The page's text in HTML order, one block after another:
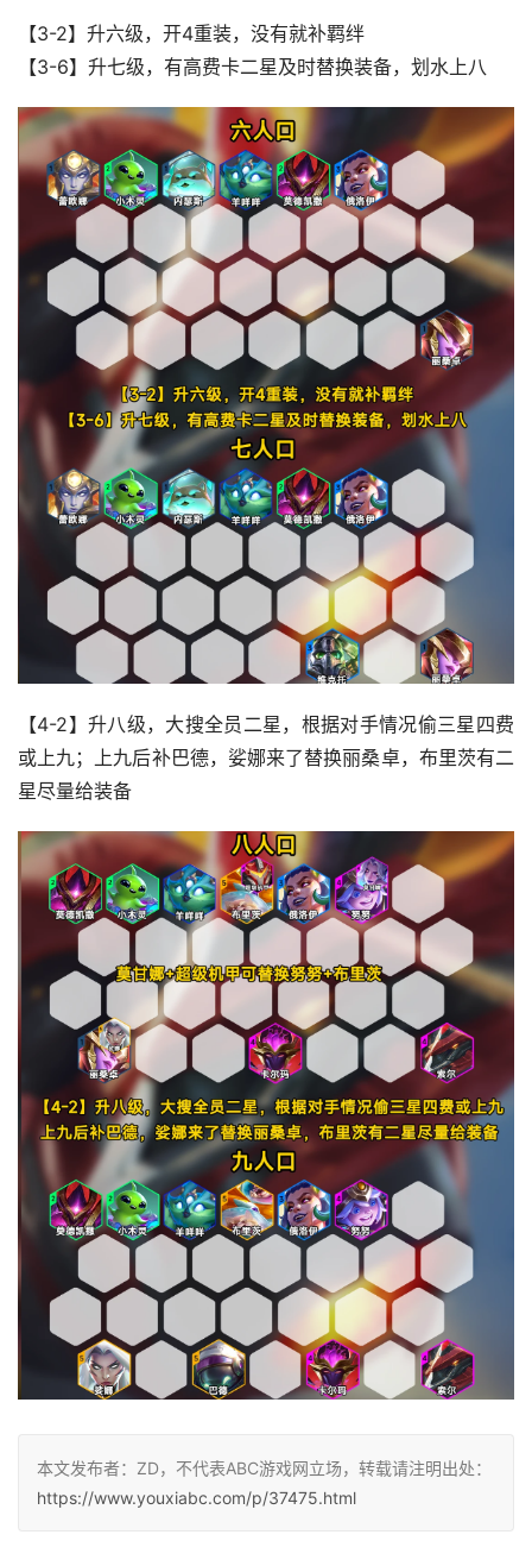
【3-2】升六级，开4重装，没有就补羁绊
【3-6】升七级，有高费卡二星及时替换装备，划水上八
【4-2】升八级，大搜全员二星，根据对手情况偷三星四费
或上九；上九后补巴德，娑娜来了替换丽桑卓，布里茨有二
星尽量给装备
本文发布者：ZD，不代表ABC游戏网立场，转载请注明出处：
https://www.youxiabc.com/p/37475.html